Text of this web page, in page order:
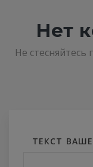
Нет
Не
ТЕКСТ